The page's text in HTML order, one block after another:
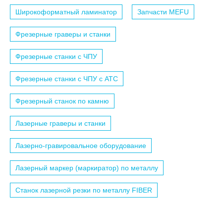
Широкоформатный ламинатор Запчасти MEFU
Фрезерные граверы и станки
Фрезерные станки с ЧПУ
Фрезерные станки с ЧПУ c АТС
Фрезерный станок по камню
Лазерные граверы и станки
Лазерно-гравировальное оборудование
Лазерный маркер (маркиратор) по металлу
Станок лазерной резки по металлу FIBER